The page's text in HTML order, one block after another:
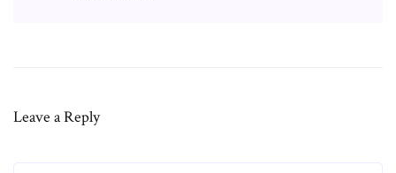
Leave a Reply